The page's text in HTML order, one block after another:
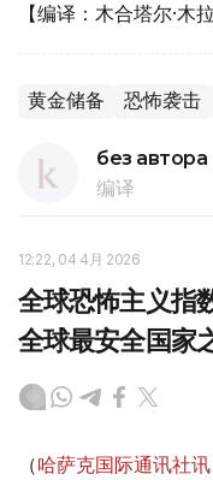
【编译：木合塔尔·木
黄金储备 恐怖袭击
без автора
编译
12:22, 04 4月 2026
全球恐怖主义指
全球最安全国家
（哈萨克国际通讯社讯